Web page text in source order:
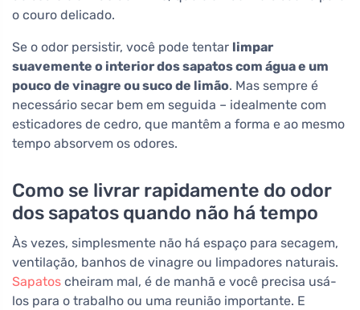
o couro delicado.
Se o odor persistir, você pode tentar limpar
suavemente o interior dos sapatos com água e um
pouco de vinagre ou suco de limão. Mas sempre é
necessário secar bem em seguida – idealmente com
esticadores de cedro, que mantêm a forma e ao mesmo
tempo absorvem os odores.
Como se livrar rapidamente do odor
dos sapatos quando não há tempo
Às vezes, simplesmente não há espaço para secagem,
ventilação, banhos de vinagre ou limpadores naturais.
Sapatos cheiram mal, é de manhã e você precisa usá-
los para o trabalho ou uma reunião importante. E